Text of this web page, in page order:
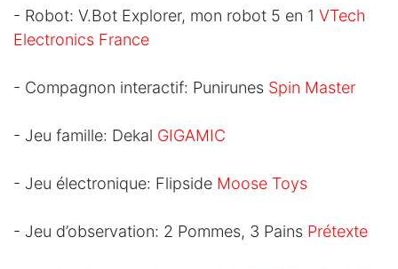
- Robot: V.Bot Explorer, mon robot 5 en 1 VTech
Electronics France
- Compagnon interactif: Punirunes Spin Master
- Jeu famille: Dekal GIGAMIC
- Jeu électronique: Flipside Moose Toys
- Jeu d’observation: 2 Pommes, 3 Pains Prétexte